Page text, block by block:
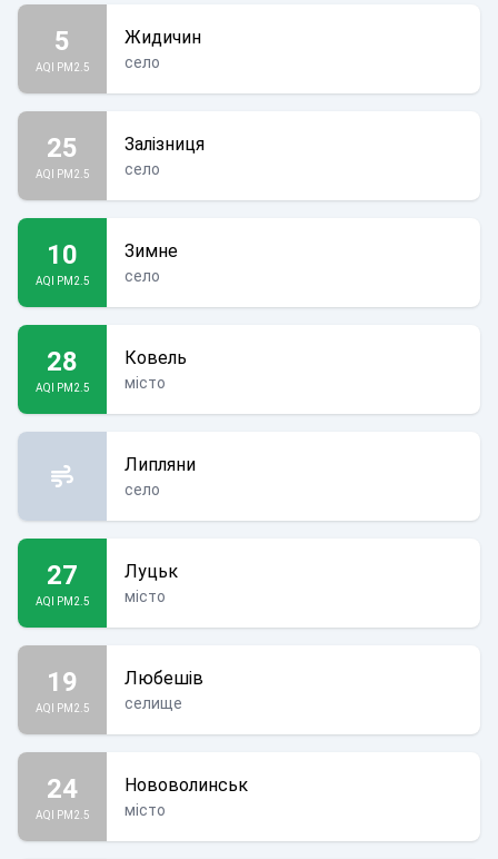
5
AQI PM2.5
Жидичин
село
25
AQI PM2.5
Залізниця
село
10
AQI PM2.5
Зимне
село
28
AQI PM2.5
Ковель
місто
Липляни
село
27
AQI PM2.5
Луцьк
місто
19
AQI PM2.5
Любешів
селище
24
AQI PM2.5
Нововолинськ
місто